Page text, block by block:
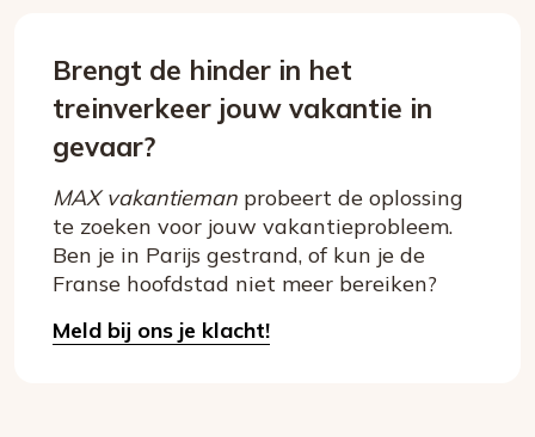
Brengt de hinder in het
treinverkeer jouw vakantie in
gevaar?
MAX vakantieman probeert de oplossing
te zoeken voor jouw vakantieprobleem.
Ben je in Parijs gestrand, of kun je de
Franse hoofdstad niet meer bereiken?
Meld bij ons je klacht!